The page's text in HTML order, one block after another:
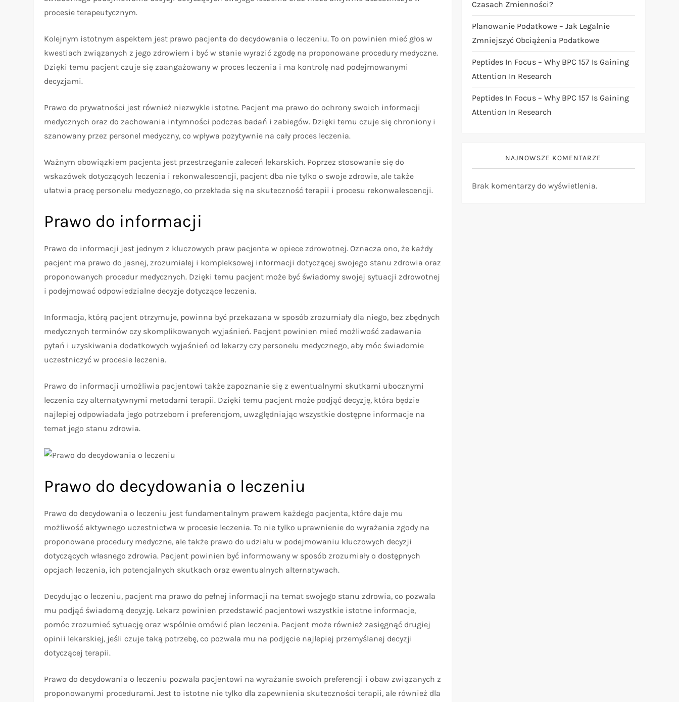
procesie terapeutycznym.
Kolejnym istotnym aspektem jest prawo pacjenta do decydowania o leczeniu. To on powinien mieć głos w
kwestiach związanych z jego zdrowiem i być w stanie wyrazić zgodę na proponowane procedury medyczne.
Dzięki temu pacjent czuje się zaangażowany w proces leczenia i ma kontrolę nad podejmowanymi
decyzjami.
Prawo do prywatności jest również niezwykle istotne. Pacjent ma prawo do ochrony swoich informacji
medycznych oraz do zachowania intymności podczas badań i zabiegów. Dzięki temu czuje się chroniony i
szanowany przez personel medyczny, co wpływa pozytywnie na cały proces leczenia.
Ważnym obowiązkiem pacjenta jest przestrzeganie zaleceń lekarskich. Poprzez stosowanie się do
wskazówek dotyczących leczenia i rekonwalescencji, pacjent dba nie tylko o swoje zdrowie, ale także
ułatwia pracę personelu medycznego, co przekłada się na skuteczność terapii i procesu rekonwalescencji.
Prawo do informacji
Prawo do informacji jest jednym z kluczowych praw pacjenta w opiece zdrowotnej. Oznacza ono, że każdy
pacjent ma prawo do jasnej, zrozumiałej i kompleksowej informacji dotyczącej swojego stanu zdrowia oraz
proponowanych procedur medycznych. Dzięki temu pacjent może być świadomy swojej sytuacji zdrowotnej
i podejmować odpowiedzialne decyzje dotyczące leczenia.
Informacja, którą pacjent otrzymuje, powinna być przekazana w sposób zrozumiały dla niego, bez zbędnych
medycznych terminów czy skomplikowanych wyjaśnień. Pacjent powinien mieć możliwość zadawania
pytań i uzyskiwania dodatkowych wyjaśnień od lekarzy czy personelu medycznego, aby móc świadomie
uczestniczyć w procesie leczenia.
Prawo do informacji umożliwia pacjentowi także zapoznanie się z ewentualnymi skutkami ubocznymi
leczenia czy alternatywnymi metodami terapii. Dzięki temu pacjent może podjąć decyzję, która będzie
najlepiej odpowiadała jego potrzebom i preferencjom, uwzględniając wszystkie dostępne informacje na
temat jego stanu zdrowia.
Prawo do decydowania o leczeniu
Prawo do decydowania o leczeniu jest fundamentalnym prawem każdego pacjenta, które daje mu
możliwość aktywnego uczestnictwa w procesie leczenia. To nie tylko uprawnienie do wyrażania zgody na
proponowane procedury medyczne, ale także prawo do udziału w podejmowaniu kluczowych decyzji
dotyczących własnego zdrowia. Pacjent powinien być informowany w sposób zrozumiały o dostępnych
opcjach leczenia, ich potencjalnych skutkach oraz ewentualnych alternatywach.
Decydując o leczeniu, pacjent ma prawo do pełnej informacji na temat swojego stanu zdrowia, co pozwala
mu podjąć świadomą decyzję. Lekarz powinien przedstawić pacjentowi wszystkie istotne informacje,
pomóc zrozumieć sytuację oraz wspólnie omówić plan leczenia. Pacjent może również zasięgnąć drugiej
opinii lekarskiej, jeśli czuje taką potrzebę, co pozwala mu na podjęcie najlepiej przemyślanej decyzji
dotyczącej terapii.
Prawo do decydowania o leczeniu pozwala pacjentowi na wyrażanie swoich preferencji i obaw związanych z
proponowanymi procedurami. Jest to istotne nie tylko dla zapewnienia skuteczności terapii, ale również dla
Czasach Zmienności?
Planowanie Podatkowe – Jak Legalnie
Zmniejszyć Obciążenia Podatkowe
Peptides In Focus – Why BPC 157 Is Gaining
Attention In Research
Peptides In Focus – Why BPC 157 Is Gaining
Attention In Research
NAJNOWSZE KOMENTARZE
Brak komentarzy do wyświetlenia.